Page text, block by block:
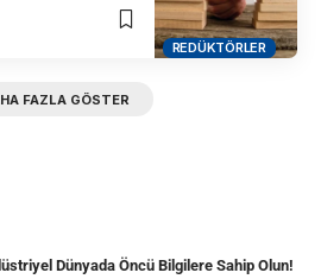
REDÜKTÖRLER
FAZLA GÖSTER
Dünyada Öncü Bilgilere Sahip Olun!